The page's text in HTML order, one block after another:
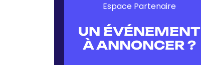
Espace Partenaire
UN ÉVÉNEMENT
À ANNONCER ?